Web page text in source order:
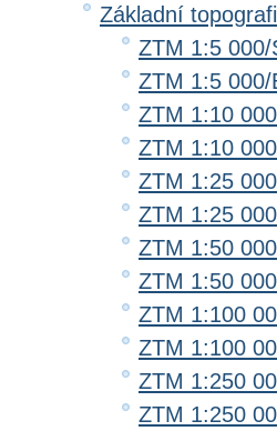
Základní
ZTM 1:5 000/
ZTM 1:5 000/
ZTM 1:10
ZTM 1:10
ZTM 1:25
ZTM 1:25
ZTM 1:50
ZTM 1:50
ZTM 1:100
ZTM 1:100
ZTM 1:250
ZTM 1:250